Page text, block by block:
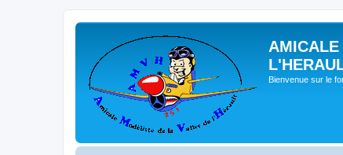
Bienvenue sur le